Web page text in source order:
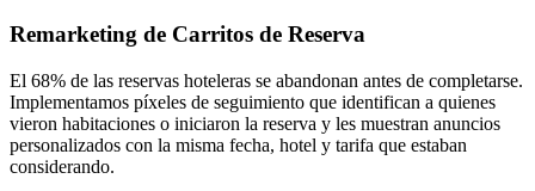
Remarketing de Carritos de Reserva
El 68% de las reservas hoteleras se abandonan antes de completarse.
Implementamos píxeles de seguimiento que identifican a quienes
vieron habitaciones o iniciaron la reserva y les muestran anuncios
personalizados con la misma fecha, hotel y tarifa que estaban
considerando.